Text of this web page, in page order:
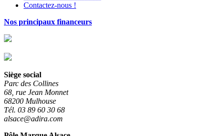
Contactez-nous !
Nos principaux financeurs
Siège social
Parc des Collines
68, rue Jean Monnet
68200 Mulhouse
Tél. 03 89 60 30 68
alsace@adira.com